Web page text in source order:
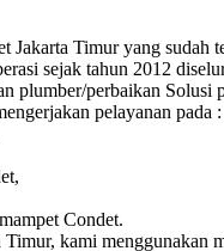
Jakarta Timur yang sudah
sejak tahun 2012
plumber/perbaikan Solusi
pelayanan pada :
Condet.
kami menggunakan